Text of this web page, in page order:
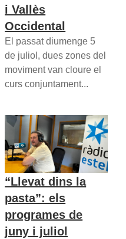
i Vallès
Occidental
El passat diumenge 5
de juliol, dues zones del
moviment van cloure el
curs conjuntament...
“Llevat dins la
pasta”: els
programes de
juny i juliol